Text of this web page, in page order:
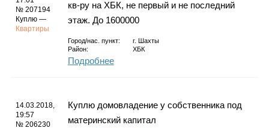
№ 207194
Куплю —
Квартиры
кв-ру на ХБК, не первый и не последний
этаж. До 1600000
Город/нас. пункт: г.
Шахты
Район:
ХБК
Подробнее
14.03.2018,
19:57
№ 206230
Куплю домовладение у собственника под
материнский капитал